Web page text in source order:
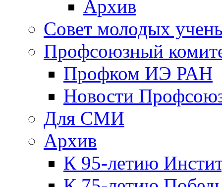
Архив
Совет молодых
Профсоюзный
Профком ИЭ РАН
Новости
Для СМИ
Архив
К 95-летию